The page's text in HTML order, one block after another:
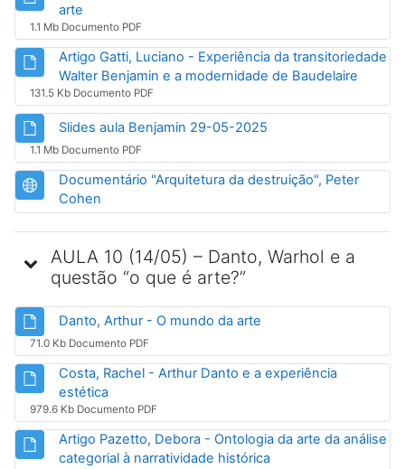
arte
1.1 Mb Documento PDF
Artigo Gatti, Luciano - Experiência da transitoriedade
Walter Benjamin e a modernidade de Baudelaire
131.5 Kb Documento PDF
Slides aula Benjamin 29-05-2025
1.1 Mb Documento PDF
Documentário "Arquitetura da destruição", Peter
Cohen
AULA 10 (14/05) – Danto, Warhol e a
questão “o que é arte?”
Danto, Arthur - O mundo da arte
71.0 Kb Documento PDF
Costa, Rachel - Arthur Danto e a experiência
estéticaArquivo
979.6 Kb Documento PDF
Artigo Pazetto, Debora - Ontologia da arte da análise
categorial à narratividade históricaArquivo